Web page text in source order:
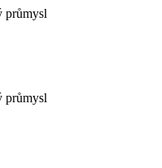
průmysl
průmysl